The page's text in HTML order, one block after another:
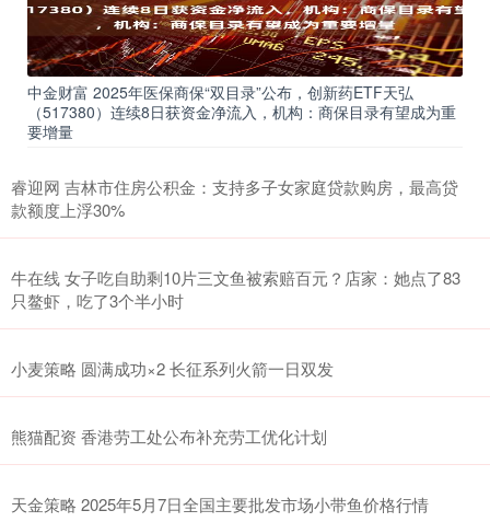
中金财富 2025年医保商保“双目录”公布，创新药ETF天弘
（517380）连续8日获资金净流入，机构：商保目录有望成为重
要增量
睿迎网 吉林市住房公积金：支持多子女家庭贷款购房，最高贷
款额度上浮30%
牛在线 女子吃自助剩10片三文鱼被索赔百元？店家：她点了83
只鳌虾，吃了3个半小时
小麦策略 圆满成功×2 长征系列火箭一日双发
熊猫配资 香港劳工处公布补充劳工优化计划
天金策略 2025年5月7日全国主要批发市场小带鱼价格行情